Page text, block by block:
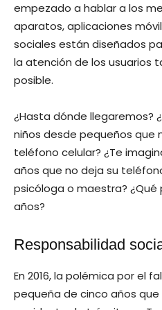
empezado a hablar a los
aparatos, aplicaciones
sociales están diseñados
la atención de los usuarios
posible.
¿Hasta dónde llegaremos?
niños desde pequeños que
teléfono celular? ¿Te
años que no deja su
psicóloga o maestra? ¿Qué
años?
Responsabilidad
En 2016, la polémica por el
pequeña de cinco años que